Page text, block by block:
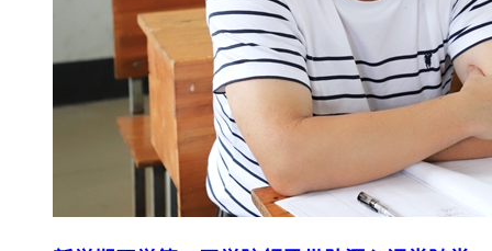
新学期开学第一天学院领导带队深入课堂随堂